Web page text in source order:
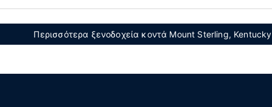
Περισσότερα ξενοδοχεία κοντά Mount Sterling, Kentucky